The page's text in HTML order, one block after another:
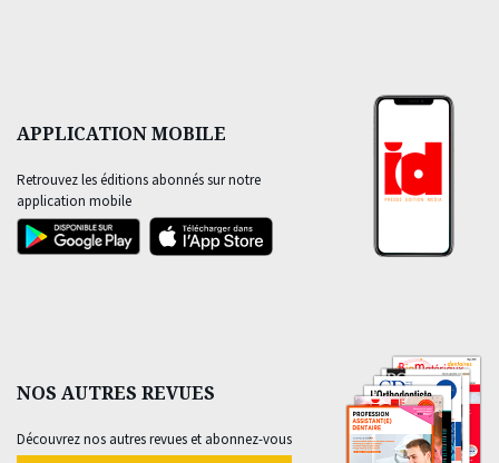
APPLICATION MOBILE
Retrouvez les éditions abonnés sur notre
application mobile
NOS AUTRES REVUES
Découvrez nos autres revues et abonnez-vous